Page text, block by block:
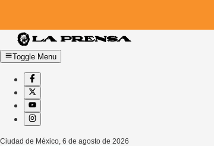
Toggle Menu
Ciudad de México 6 de agosto de 2026